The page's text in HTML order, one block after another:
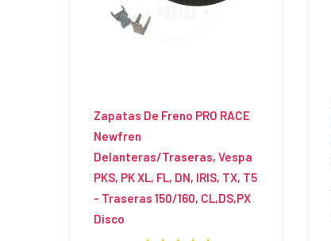
Zapatas De Freno PRO RACE
Newfren
Delanteras/traseras, Vespa
PKS, PK XL, FL, DN, IRIS, TX, T5
- Traseras 150/160, CL,DS,PX
Disco